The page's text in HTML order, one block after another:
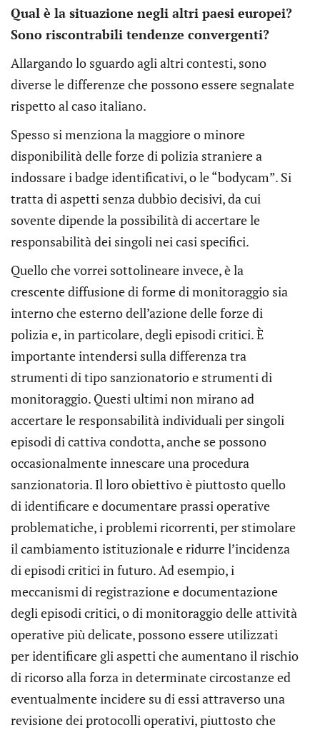
Qual è la situazione negli altri paesi europei?
Sono riscontrabili tendenze convergenti?
Allargando lo sguardo agli altri contesti, sono
diverse le differenze che possono essere segnalate
rispetto al caso italiano.
Spesso si menziona la maggiore o minore
disponibilità delle forze di polizia straniere a
indossare i badge identificativi, o le “bodycam”. Si
tratta di aspetti senza dubbio decisivi, da cui
sovente dipende la possibilità di accertare le
responsabilità dei singoli nei casi specifici.
Quello che vorrei sottolineare invece, è la
crescente diffusione di forme di monitoraggio sia
interno che esterno dell’azione delle forze di
polizia e, in particolare, degli episodi critici. È
importante intendersi sulla differenza tra
strumenti di tipo sanzionatorio e strumenti di
monitoraggio. Questi ultimi non mirano ad
accertare le responsabilità individuali per singoli
episodi di cattiva condotta, anche se possono
occasionalmente innescare una procedura
sanzionatoria. Il loro obiettivo è piuttosto quello
di identificare e documentare prassi operative
problematiche, i problemi ricorrenti, per stimolare
il cambiamento istituzionale e ridurre l’incidenza
di episodi critici in futuro. Ad esempio, i
meccanismi di registrazione e documentazione
degli episodi critici, o di monitoraggio delle attività
operative più delicate, possono essere utilizzati
per identificare gli aspetti che aumentano il rischio
di ricorso alla forza in determinate circostanze ed
eventualmente incidere su di essi attraverso una
revisione dei protocolli operativi, piuttosto che